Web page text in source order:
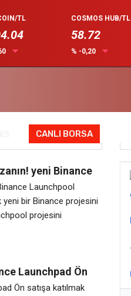
TL COSMOS HUB/TL
58.72
% -0,20
CANLI BORSA
yeni Binance
Launchpool
bir Binance projesini
projesini
token Binance
gereken şey çok basit,
Launchpad Ön
Ön satışa katılmak